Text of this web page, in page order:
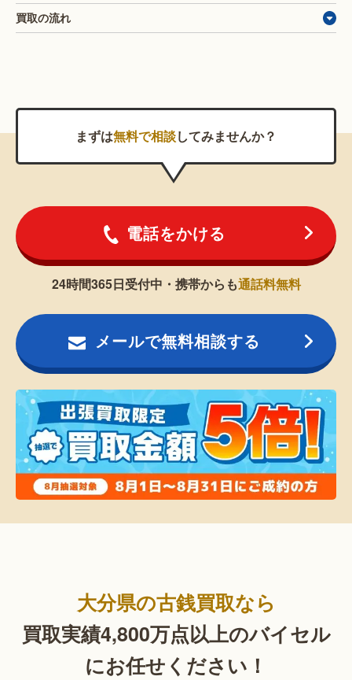
買取の流れ
まずは無料で相談してみませんか？
電話をかける
24時間365日受付中・携帯からも通話料無料
メールで無料相談する
大分県の古銭買取なら
買取実績4,800万点以上のバイセル
にお任せください！